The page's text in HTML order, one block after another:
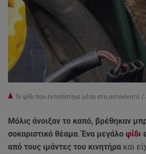
Το φίδι που εντοπίστηκε μέσα στο αυτοκίνητο /
Μόλις άνοιξαν το καπό, βρέθηκαν
σοκαριστικό θέαμα.Ένα μεγάλο φίδι
από τους ιμάντες του κινητήρα και